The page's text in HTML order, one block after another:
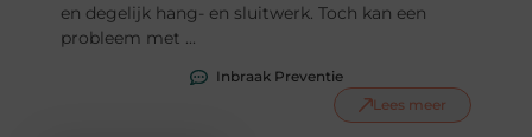
en degelijk hang- en sluitwerk. Toch kan een
probleem met ...
Inbraak Preventie
Lees meer